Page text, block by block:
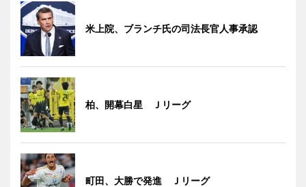
米上院、ブランチ氏の司法長官人事承認
柏、開幕白星 Ｊリーグ
町田、大勝で発進 Ｊリーグ